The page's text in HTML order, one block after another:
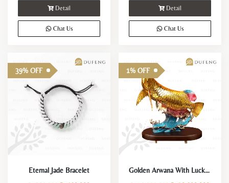
Detail
Chat Us
Detail
Chat Us
39% OFF
Eternal Jade Bracelet
1% OFF
Golden Arwana With Lucky Coin